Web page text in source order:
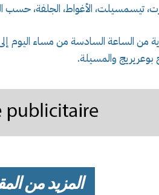
تيسمسيلت، الأغواط، الجلفة، حسب
من الساعة السادسة من مساء اليوم
بوعريريج والمسيلة.
المزيد من